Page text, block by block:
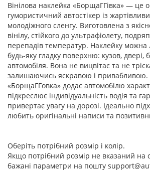
Вінілова наклейка «БорщаГГівка» — це
гумористичний автостікер із
молодіжного сленгу. Виготовлена з
вінілу, стійкого до ультрафіолету,
перепадів температур. Наклейку можна
будь-яку гладку поверхню: кузов, двері,
автомобіля. Вона не вицвітає та не
залишаючись яскравою і привабливою.
«БорщаГГовка» додає автомобілю
підкреслює індивідуальність водія та
привертає увагу на дорозі. Ідеально
любить оригінальні написи та
Оберіть потрібний розмір і колір.
Якщо потрібний розмір не вказаний на
бажані параметри на пошту